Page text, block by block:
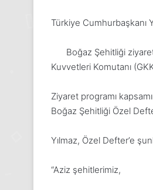
Türkiye Cumhurbaşkanı
Boğaz Şehitliği
Kuvvetleri Komutanı
Ziyaret programı
Boğaz Şehitliği Özel
Yılmaz, Özel Defter’e
“Aziz şehitlerimiz,